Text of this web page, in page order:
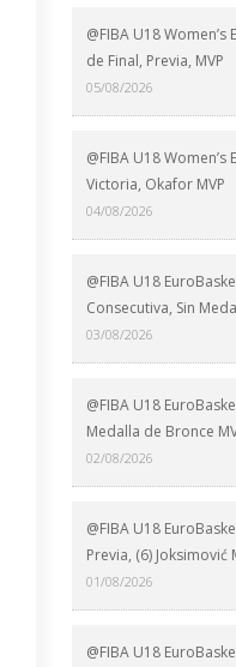
@FIBA U18
de Final, Previa, MVP
05/08/2026
@FIBA U18
Victoria, Okafor MVP
04/08/2026
@FIBA U18
Consecutiva, Sin
03/08/2026
@FIBA U18
Medalla de Bronce
02/08/2026
@FIBA U18
Previa, (6) Joksimović
01/08/2026
@FIBA U18